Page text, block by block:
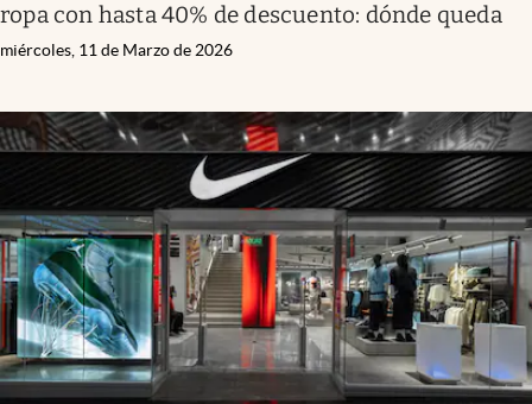
ropa con hasta 40% de descuento: dónde queda
miércoles, 11 de Marzo de 2026